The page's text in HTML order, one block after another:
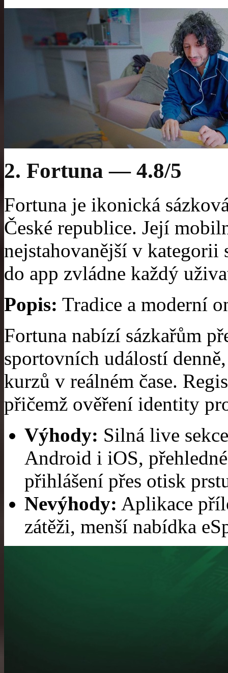
2. Fortuna — 4.8/5
Fortuna je ikonická
České republice. Její
nejstahovanější v kategorii
do app zvládne každý
Popis: Tradice a moderní
Fortuna nabízí sázkařům
sportovních událostí
kurzů v reálném čase.
přičemž ověření identity
Výhody: Silná live
Android i iOS,
přihlášení přes otisk
Nevýhody: Aplikace
zátěži, menší nabídka